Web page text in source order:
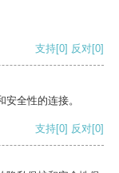
支持[0] 反对[0]
全性的连接。
支持[0] 反对[0]